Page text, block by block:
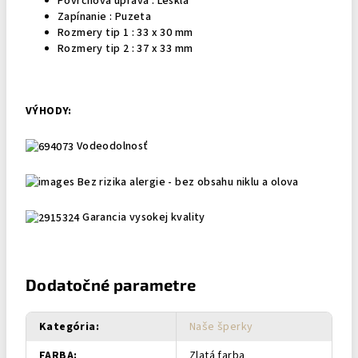
Zapínanie : Puzeta
Rozmery tip 1 : 33 x 30 mm
Rozmery tip 2 : 37 x 33 mm
VÝHODY:
Vodeodolnosť
Bez rizika alergie - bez obsahu niklu a olova
Garancia vysokej kvality
Dodatočné parametre
Kategória:
Naše šperky